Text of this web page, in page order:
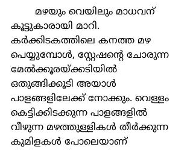
കൂട്ടുകാരായി മാറി.
കർക്കിടകത്തിലെ കനത്ത മഴ
പെയ്യുമ്പോൾ, സ്റ്റേഷന്റെ ചോരുന്ന
മേൽക്കൂരയ്ക്കടിയിൽ
ഒതുങ്ങിക്കൂടി അയാൾ
പാളങ്ങളിലേക്ക് നോക്കും. വെള്ളം
കെട്ടിക്കിടക്കുന്ന പാളങ്ങളിൽ
വീഴുന്ന മഴത്തുള്ളികൾ തീർക്കുന്ന
കുമിളകൾ പോലെയാണ്